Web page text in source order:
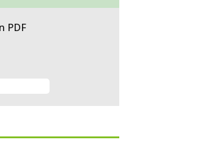
PDF